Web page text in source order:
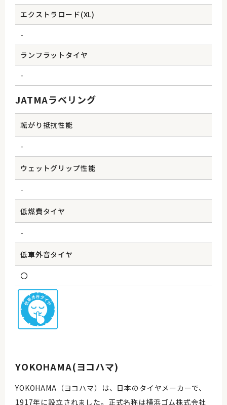
エクストラロード(XL)
-
ランフラットタイヤ
-
JATMAラベリング
転がり抵抗性能
-
ウェットグリップ性能
-
低燃費タイヤ
-
低車外音タイヤ
〇
YOKOHAMA(ヨコハマ)
YOKOHAMA（ヨコハマ）は、日本のタイヤメーカーで、
1917年に設立されました。正式名称は横浜ゴム株式会社